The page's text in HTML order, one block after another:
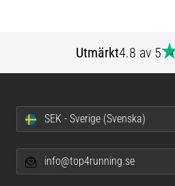
Utmärkt4.8 av 5
SEK - Sverige (Svenska)
info@top4running.se